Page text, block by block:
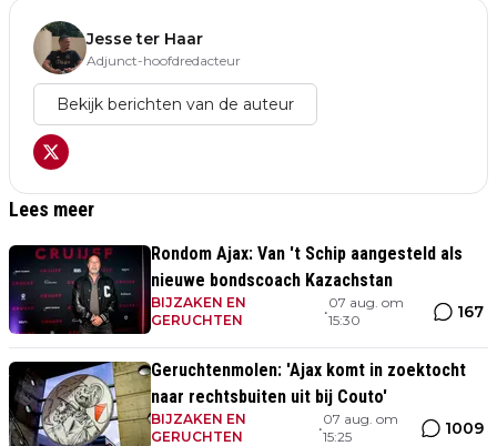
Jesse ter Haar
Adjunct-hoofdredacteur
Bekijk berichten van de auteur
Lees meer
Rondom Ajax: Van 't Schip aangesteld als
nieuwe bondscoach Kazachstan
BIJZAKEN EN
GERUCHTEN
•
07 aug. om
15:30
167
Geruchtenmolen: 'Ajax komt in zoektocht
naar rechtsbuiten uit bij Couto'
BIJZAKEN EN
GERUCHTEN
•
07 aug. om
15:25
1009